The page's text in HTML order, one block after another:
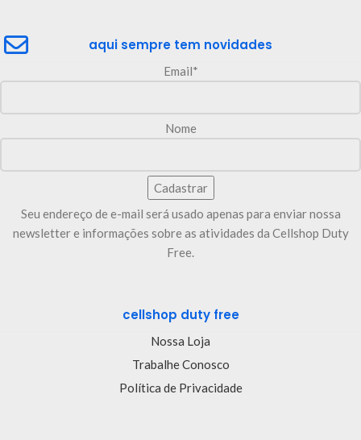
aqui sempre tem novidades
Email*
Nome
Seu endereço de e-mail será usado apenas para enviar nossa
newsletter e informações sobre as atividades da Cellshop Duty
Free.
cellshop duty free
Nossa Loja
Trabalhe Conosco
Política de Privacidade